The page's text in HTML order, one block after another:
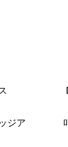
ﾛｰ
ﾛｰ
ス
ジア       ﾛ